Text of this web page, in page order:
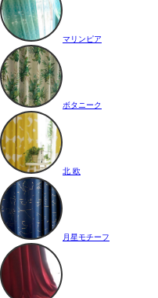
マリンピア
ボタニーク
北 欧
月星モチーフ